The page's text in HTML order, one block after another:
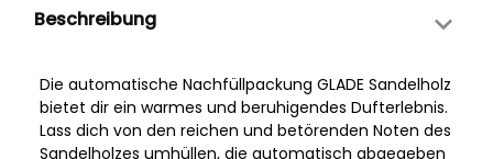
Beschreibung
Die automatische Nachfüllpackung GLADE Sandelholz
bietet dir ein warmes und beruhigendes Dufterlebnis.
Lass dich von den reichen und betörenden Noten des
Sandelholzes umhüllen, die automatisch abgegeben